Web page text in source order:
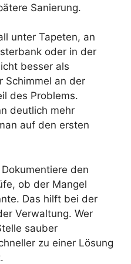
Sanierung.
unter Tapeten, an
oder in der
besser als
Schimmel an der
des Problems.
deutlich mehr
auf den ersten
den
ob der Mangel
Das hilft bei der
Verwaltung. Wer
sauber
zu einer Lösung